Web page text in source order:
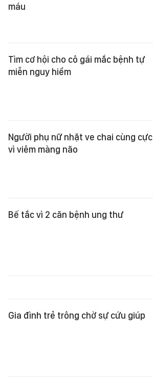
máu
Tìm cơ hội cho cô gái mắc bệnh tự
miễn nguy hiểm
Người phụ nữ nhặt ve chai cùng cực
vì viêm màng não
Bế tắc vì 2 căn bệnh ung thư
Gia đình trẻ trông chờ sự cứu giúp